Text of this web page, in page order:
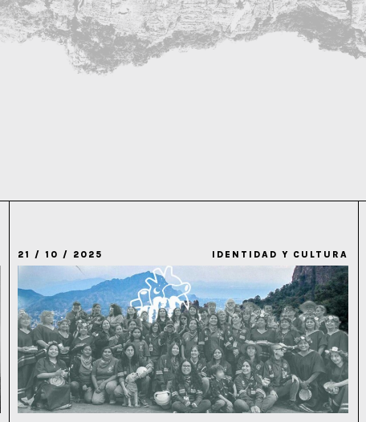
21 / 10 / 2025 IDENTIDAD Y CULTURA